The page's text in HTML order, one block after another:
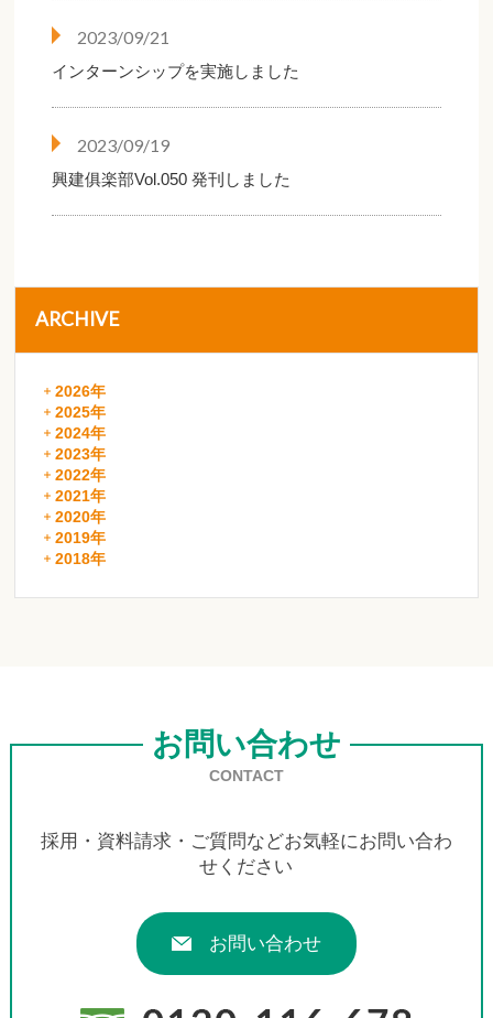
2023/09/21
インターンシップを実施しました
2023/09/19
興建俱楽部Vol.050 発刊しました
ARCHIVE
2026年
2025年
2024年
2023年
2022年
2021年
2020年
2019年
2018年
お問い合わせ
CONTACT
採用・資料請求・ご質問などお気軽にお問い合わ
せください
お問い合わせ